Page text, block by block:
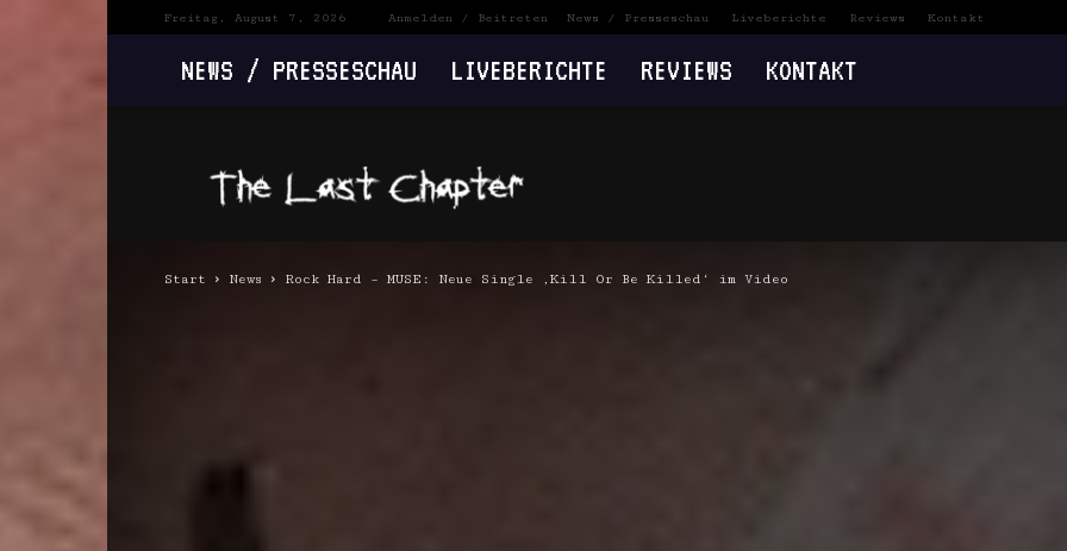
Freitag, August 7, 2026 Anmelden / Beitreten News / Presseschau Liveberichte Reviews Kontakt
NEWS / PRESSESCHAU LIVEBERICHTE REVIEWS KONTAKT
Last
Chapter
Start News Rock Hard – MUSE: Neue Single ‚Kill Or Be Killed‘ im Video